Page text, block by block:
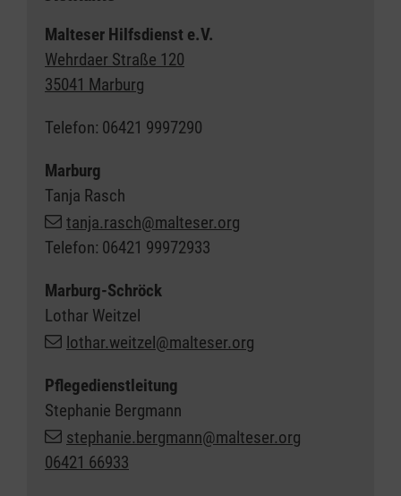
Malteser Hilfsdienst e.V.
Wehrdaer Straße 120
35041 Marburg
Telefon: 06421 9997290
Marburg
Tanja Rasch
tanja.rasch@malteser.org
Telefon: 06421 99972933
Marburg-Schröck
Lothar Weitzel
lothar.weitzel@malteser.org
Pflegedienstleitung
Stephanie Bergmann
stephanie.bergmann@malteser.org
06421 66933